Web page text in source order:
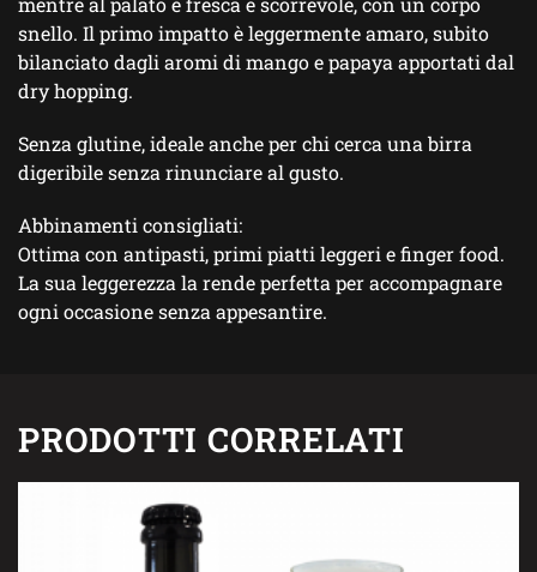
snello. Il primo impatto è leggermente amaro, subito
bilanciato dagli aromi di mango e papaya apportati dal
dry hopping.
Senza glutine, ideale anche per chi cerca una birra
digeribile senza rinunciare al gusto.
Abbinamenti consigliati:
Ottima con antipasti, primi piatti leggeri e finger food.
La sua leggerezza la rende perfetta per accompagnare
ogni occasione senza appesantire.
PRODOTTI CORRELATI